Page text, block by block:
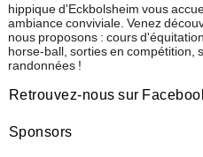
hippique d'Eckbolsheim vous
ambiance conviviale. Venez
nous proposons : cours
horse-ball, sorties en compétition,
randonnées !
Retrouvez-nous sur
Sponsors